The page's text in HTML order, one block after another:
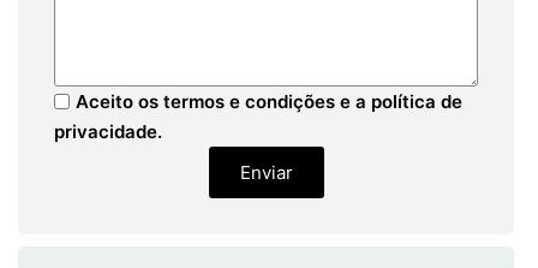
Aceito os termos e condições e a política de
privacidade.
Enviar